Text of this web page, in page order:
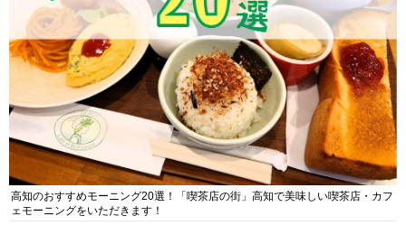
高知のおすすめモーニング20選！「喫茶店の街」高知で美味しい喫茶店・カフ
ェモーニングをいただきます！